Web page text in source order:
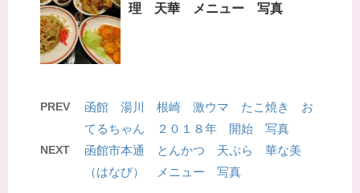
理 天華 メニュー 写真
PREV
函館 湯川 根崎 激ウマ たこ焼き お
てるちゃん ２０１８年 開始 写真
NEXT
函館市本通 とんかつ 天ぷら 華な美
（はなび） メニュー 写真